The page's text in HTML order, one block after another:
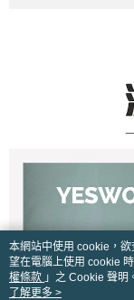
本網站中使用 cookie，欲
望在電腦上使用 cookie
權條款 」之 Cookie 聲明
用條款之 Cookie 聲明使
了解更多 >